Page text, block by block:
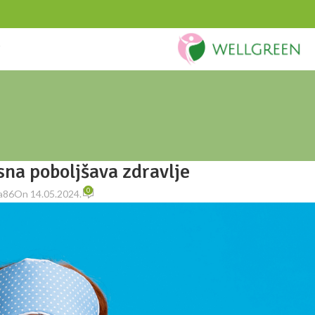
Blog
poboljšava zdravlje
On 14.05.2024. 0